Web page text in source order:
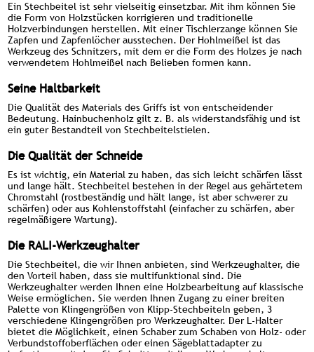
Ein Stechbeitel ist sehr vielseitig einsetzbar. Mit ihm können Sie
die Form von Holzstücken korrigieren und traditionelle
Holzverbindungen herstellen. Mit einer Tischlerzange können Sie
Zapfen und Zapfenlöcher ausstechen. Der Hohlmeißel ist das
Werkzeug des Schnitzers, mit dem er die Form des Holzes je nach
verwendetem Hohlmeißel nach Belieben formen kann.
Seine Haltbarkeit
Die Qualität des Materials des Griffs ist von entscheidender
Bedeutung. Hainbuchenholz gilt z. B. als widerstandsfähig und ist
ein guter Bestandteil von Stechbeitelstielen.
Die Qualität der Schneide
Es ist wichtig, ein Material zu haben, das sich leicht schärfen lässt
und lange hält. Stechbeitel bestehen in der Regel aus gehärtetem
Chromstahl (rostbeständig und hält lange, ist aber schwerer zu
schärfen) oder aus Kohlenstoffstahl (einfacher zu schärfen, aber
regelmäßigere Wartung).
Die RALI-Werkzeughalter
Die Stechbeitel, die wir Ihnen anbieten, sind Werkzeughalter, die
den Vorteil haben, dass sie multifunktional sind. Die
Werkzeughalter werden Ihnen eine Holzbearbeitung auf klassische
Weise ermöglichen. Sie werden Ihnen Zugang zu einer breiten
Palette von Klingengrößen von Klipp-Stechbeiteln geben, 3
verschiedene Klingengrößen pro Werkzeughalter. Der L-Halter
bietet die Möglichkeit, einen Schaber zum Schaben von Holz- oder
Verbundstoffoberflächen oder einen Sägeblattadapter zu